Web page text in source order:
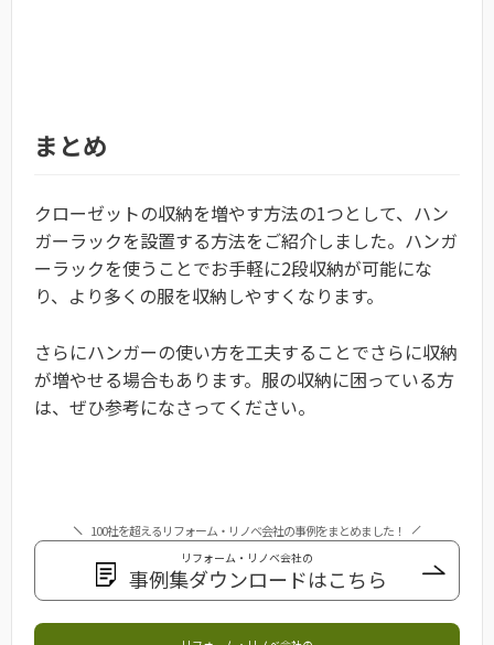
まとめ
クローゼットの収納を増やす方法の1つとして、ハン
ガーラックを設置する方法をご紹介しました。ハンガ
ーラックを使うことでお手軽に2段収納が可能にな
り、より多くの服を収納しやすくなります。
さらにハンガーの使い方を工夫することでさらに収納
が増やせる場合もあります。服の収納に困っている方
は、ぜひ参考になさってください。
100社を超えるリフォーム・リノベ会社の事例をまとめました！
リフォーム・リノベ会社の
事例集ダウンロードはこちら